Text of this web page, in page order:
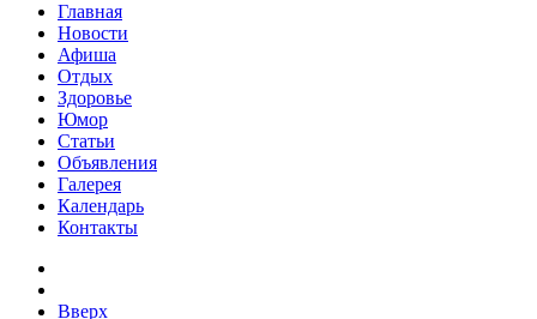
Главная
Новости
Афиша
Отдых
Здоровье
Юмор
Статьи
Объявления
Галерея
Календарь
Контакты
Вверх